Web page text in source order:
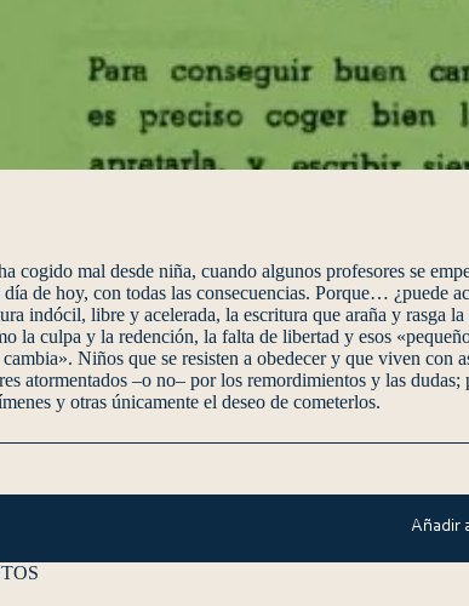
cogido mal desde niña, cuando algunos profesores se
de hoy, con todas las consecuencias. Porque… ¿puede
indócil, libre y acelerada, la escritura que araña y rasga
la culpa y la redención, la falta de libertad y esos
Niños que se resisten a obedecer y que viven
atormentados –o no– por los remordimientos y las
y otras únicamente el deseo de cometerlos.
Añadir